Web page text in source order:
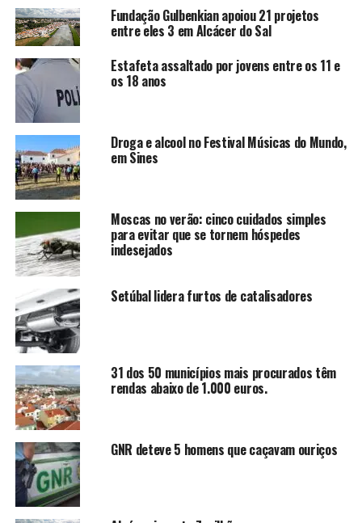
Fundação Gulbenkian apoiou 21 projetos
entre eles 3 em Alcácer do Sal
Estafeta assaltado por jovens entre os 11 e
os 18 anos
Droga e alcool no Festival Músicas do Mundo,
em Sines
Moscas no verão: cinco cuidados simples
para evitar que se tornem hóspedes
indesejados
Setúbal lidera furtos de catalisadores
31 dos 50 municípios mais procurados têm
rendas abaixo de 1.000 euros.
GNR deteve 5 homens que caçavam ouriços